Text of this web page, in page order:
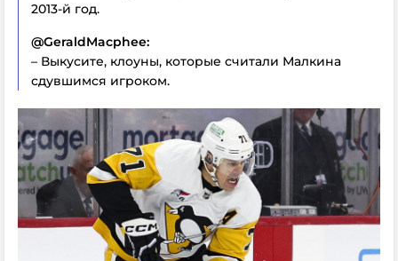
2013-й год.
@GeraldMacphee:
– Выкусите, клоуны, которые считали Малкина
сдувшимся игроком.